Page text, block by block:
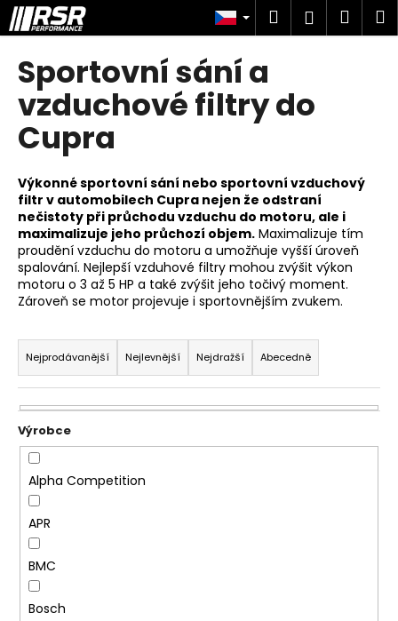
Přejít
na
obsah
Hledat
Sportovní sání a
vzduchové filtry do
Cupra
Výkonné sportovní sání nebo sportovní vzduchový
filtr v automobilech Cupra nejen že odstraní
nečistoty při průchodu vzduchu do motoru, ale i
maximalizuje jeho průchozí objem. Maximalizuje tím
proudění vzduchu do motoru a umožňuje vyšší úroveň
spalování. Nejlepší vzduhové filtry mohou zvýšit výkon
motoru o 3 až 5 HP a také zvýšit jeho točivý moment.
Zároveň se motor projevuje i sportovnějším zvukem.
Ř
a
z
e
n
í
p
o
d
u
k
Nejprodávanější Nejlevnější Nejdražší Abecedně
Alpha Competition
APR
BMC
Bosch
K
o
C
o
p
t
ř
e
b
u
j
t
e
n
a
j
?